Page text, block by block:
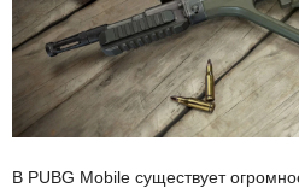
В PUBG Mobile существует